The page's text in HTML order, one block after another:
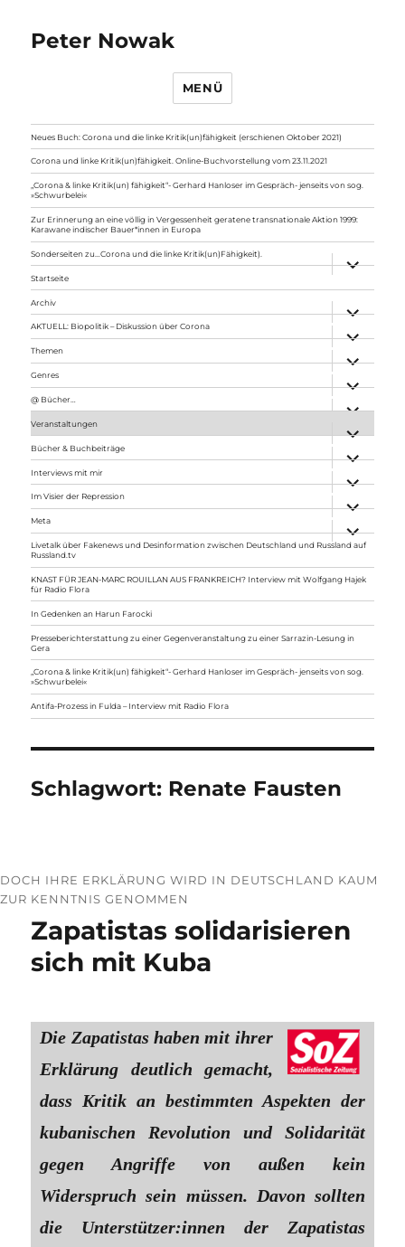
Peter Nowak
MENÜ
Neues Buch: Corona und die linke Kritik(un)fähigkeit (erschienen Oktober 2021)
Corona und linke Kritik(un)fähigkeit. Online-Buchvorstellung vom 23.11.2021
„Corona & linke Kritik(un) fähigkeit“- Gerhard Hanloser im Gespräch- jenseits von sog.
»Schwurbelei«
Zur Erinnerung an eine völlig in Vergessenheit geratene transnationale Aktion 1999:
Karawane indischer Bauer*innen in Europa
Sonderseiten zu…Corona und die linke Kritik(un)Fähigkeit).
anzeigen
Startseite
Archiv
anzeigen
AKTUELL: Biopolitik – Diskussion über Corona
anzeigen
Themen
anzeigen
Genres
anzeigen
@ Bücher…
Veranstaltungen
anzeigen
Bücher & Buchbeiträge
anzeigen
Interviews mit mir
anzeigen
Im Visier der Repression
anzeigen
Meta
anzeigen
Livetalk über Fakenews und Desinformation zwischen Deutschland und Russland auf
Russland.tv
KNAST FÜR JEAN-MARC ROUILLAN AUS FRANKREICH? Interview mit Wolfgang Hajek
für Radio Flora
In Gedenken an Harun Farocki
Presseberichterstattung zu einer Gegenveranstaltung zu einer Sarrazin-Lesung in
Gera
„Corona & linke Kritik(un) fähigkeit“- Gerhard Hanloser im Gespräch- jenseits von sog.
»Schwurbelei«
Antifa-Prozess in Fulda – Interview mit Radio Flora
Schlagwort: Renate Fausten
DOCH IHRE ERKLÄRUNG WIRD IN DEUTSCHLAND KAUM
ZUR KENNTNIS GENOMMEN
Zapatistas solidarisieren
sich mit Kuba
Die Zapatistas haben mit ihrer
Erklärung deutlich gemacht,
dass Kritik an bestimmten Aspekten der
kubanischen Revolution und Solidarität
gegen Angriffe von außen kein
Widerspruch sein müssen. Davon sollten
die Unterstützer:innen der Zapatistas